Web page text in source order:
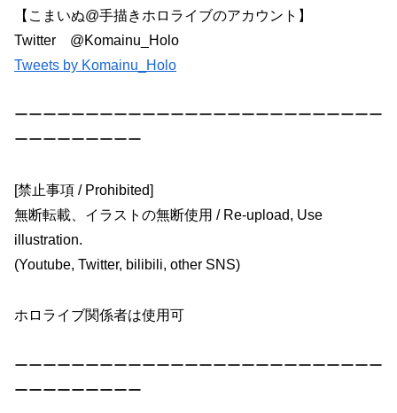
【こまいぬ@手描きホロライブのアカウント】
Twitter @Komainu_Holo
Tweets by Komainu_Holo
ーーーーーーーーーーーーーーーーーーーーーーーーーー
ーーーーーーーーー
[禁止事項 / Prohibited]
無断転載、イラストの無断使用 / Re-upload, Use
illustration.
(Youtube, Twitter, bilibili, other SNS)
ホロライブ関係者は使用可
ーーーーーーーーーーーーーーーーーーーーーーーーーー
ーーーーーーーーー